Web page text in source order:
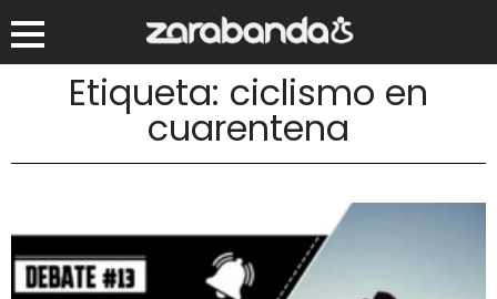
Etiqueta: ciclismo en
cuarentena